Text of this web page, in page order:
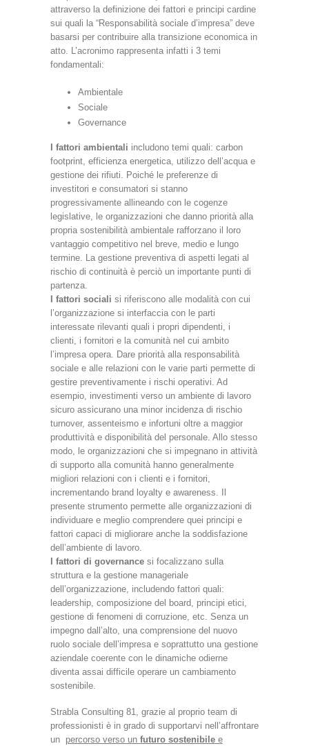
attraverso la definizione dei fattori e principi cardine
sui quali la “Responsabilità sociale d’impresa” deve
basarsi per contribuire alla transizione economica in
atto. L’acronimo rappresenta infatti i 3 temi
fondamentali:
Ambientale
Sociale
Governance
I fattori ambientali includono temi quali: carbon
footprint, efficienza energetica, utilizzo dell’acqua e
gestione dei rifiuti. Poiché le preferenze di
investitori e consumatori si stanno
progressivamente allineando con le cogenze
legislative, le organizzazioni che danno priorità alla
propria sostenibilità ambientale rafforzano il loro
vantaggio competitivo nel breve, medio e lungo
termine. La gestione preventiva di aspetti legati al
rischio di continuità è perciò un importante punti di
partenza.
I fattori sociali si riferiscono alle modalità con cui
l’organizzazione si interfaccia con le parti
interessate rilevanti quali i propri dipendenti, i
clienti, i fornitori e la comunità nel cui ambito
l’impresa opera. Dare priorità alla responsabilità
sociale e alle relazioni con le varie parti permette di
gestire preventivamente i rischi operativi. Ad
esempio, investimenti verso un ambiente di lavoro
sicuro assicurano una minor incidenza di rischio
turnover, assenteismo e infortuni oltre a maggior
produttività e disponibilità del personale. Allo stesso
modo, le organizzazioni che si impegnano in attività
di supporto alla comunità hanno generalmente
migliori relazioni con i clienti e i fornitori,
incrementando brand loyalty e awareness. Il
presente strumento permette alle organizzazioni di
individuare e meglio comprendere quei principi e
fattori capaci di migliorare anche la soddisfazione
dell’ambiente di lavoro.
I fattori di governancesi focalizzano sulla
struttura e la gestione manageriale
dell’organizzazione, includendo fattori quali:
leadership, composizione del board, principi etici,
gestione di fenomeni di corruzione, etc. Senza un
impegno dall’alto, una comprensione del nuovo
ruolo sociale dell’impresa e soprattutto una gestione
aziendale coerente con le dinamiche odierne
diventa assai difficile operare un cambiamento
sostenibile.
Strabla Consulting 81, grazie al proprio team di
professionisti è in grado di supportarvi nell’affrontare
un percorso verso un futuro sostenibilee